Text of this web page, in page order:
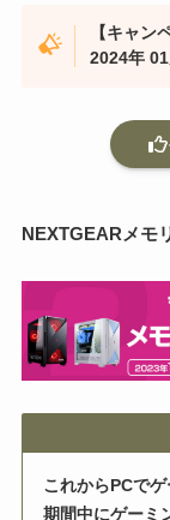
【キャン
2024年
NEXTGEARメモ
これからPCで
期間中にゲーミ